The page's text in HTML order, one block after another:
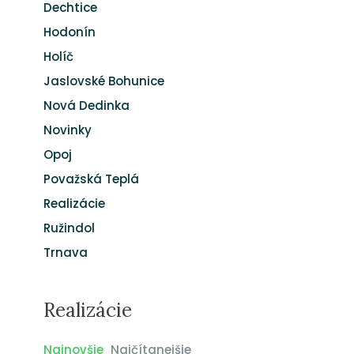
Dechtice
Hodonín
Holíč
Jaslovské Bohunice
Nová Dedinka
Novinky
Opoj
Považská Teplá
Realizácie
Ružindol
Trnava
Realizácie
Najnovšie Najčítanejšie